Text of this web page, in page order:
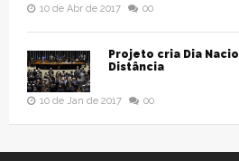
10 de Abr de 2017 00
Projeto cria Dia
Distância
10 de Jan de 2017 00